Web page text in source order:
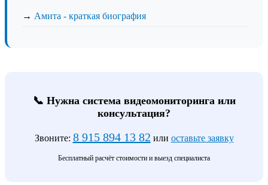
→ Амита - краткая биография
📞 Нужна система видеомониторинга или
консультация?
Звоните: 8 915 894 13 82 или оставьте заявку
Бесплатный расчёт стоимости и выезд специалиста